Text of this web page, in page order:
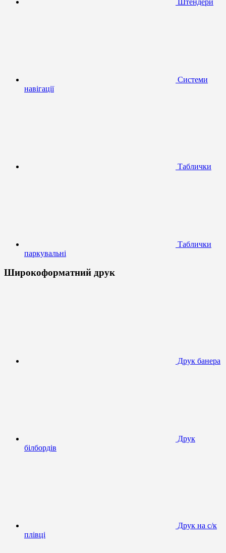
Системи
навігації
Таблички
Таблички
паркувальні
Широкоформатний друк
Друк банера
Друк
білбордів
Друк на с/к
плівці